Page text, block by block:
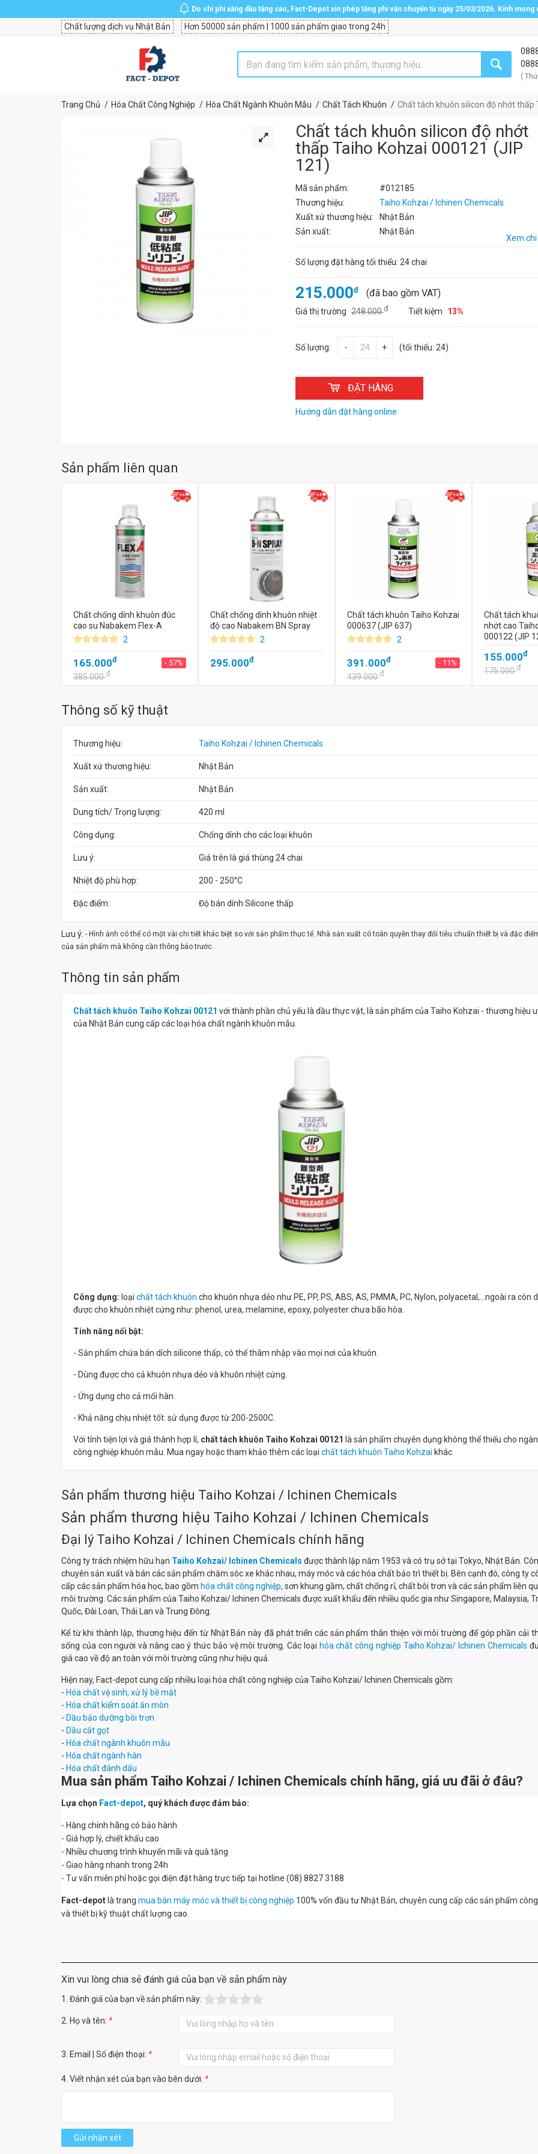
Do chi phí xăng dầu tăng cao, Fact-Depot xin phép tăng phí vận chuyển từ ngày 25/03/2026. Kính
Chất lượng dịch vụ Nhật Bản Hơn 50000 sản phẩm | 1000 sản phẩm giao trong 24h
(
Trang Chủ Hóa Chất Công Nghiệp Hóa Chất Ngành Khuôn Mẫu Chất Tách Khuôn Chất tách khuôn silicon độ nhớt thấp
Chất tách khuôn silicon độ nhớt
thấp Taiho Kohzai 000121 (JIP
121)
Mã sản phẩm:
#012185
Thương hiệu:
Taiho Kohzai / Ichinen Chemicals
Xuất xứ thương hiệu:
Nhật Bản
Sản xuất:
Nhật Bản
Xem
Số lượng đặt hàng tối thiểu: 24 chai
215.000đ (đã bao gồm VAT)
Giá thị trường 248.000đ Tiết kiệm 13%
Số lượng: - + (tối thiểu: 24)
ĐẶT HÀNG
Hướng dẫn đặt hàng online
Sản phẩm liên quan
Chất chống dính khuôn đúc
cao su Nabakem Flex-A
2
165.000đ - 57%
385.000đ
Chất chống dính khuôn nhiệt
độ cao Nabakem BN Spray
2
295.000đ
Chất tách khuôn Taiho Kohzai
000637 (JIP 637)
2
391.000đ - 11%
439.000đ
Chất tách
nhớt cao
000122 (JIP
155.000đ
175.000đ
Thông số kỹ thuật
Thương hiệu: Taiho Kohzai / Ichinen Chemicals
Xuất xứ thương hiệu: Nhật Bản
Sản xuất: Nhật Bản
Dung tích/ Trọng lượng: 420 ml
Công dụng: Chống dính cho các loại khuôn
Lưu ý: Giá trên là giá thùng 24 chai
Nhiệt độ phù hợp: 200 - 250°C
Đặc điểm: Độ bán dính Silicone thấp
Lưu ý: - Hình ảnh có thể có một vài chi tiết khác biệt so với sản phẩm thực tế. Nhà sản xuất có toàn quyền thay đổi tiêu chuẩn thiết bị và đặc
của sản phẩm mà không cần thông báo trước.
Thông tin sản phẩm
Chất tách khuôn Taiho Kohzai 00121 với thành phần chủ yếu là dầu thực vật, là sản phẩm của Taiho Kohzai - thương hiệu
của Nhật Bản cung cấp các loại hóa chất ngành khuôn mẫu.
Công dụng: loại chất tách khuôn cho khuôn nhựa dẻo như PE, PP, PS, ABS, AS, PMMA, PC, Nylon, polyacetal,...ngoài ra còn
được cho khuôn nhiệt cứng như: phenol, urea, melamine, epoxy, polyester chưa bão hòa.
Tính năng nổi bật:
- Sản phẩm chứa bán dích silicone thấp, có thể thâm nhập vào mọi nơi của khuôn.
- Dùng được cho cả khuôn nhựa dẻo và khuôn nhiệt cứng.
- Ứng dụng cho cả mối hàn.
- Khả năng chịu nhiệt tốt: sử dụng được từ 200-2500C.
Với tính tiện lợi và giá thành hợp lí, chất tách khuôn Taiho Kohzai 00121 là sản phẩm chuyên dụng không thể thiếu cho
công nghiệp khuôn mẫu. Mua ngay hoặc tham khảo thêm các loại chất tách khuôn Taiho Kohzai khác.
Sản phẩm thương hiệu Taiho Kohzai / Ichinen Chemicals
Sản phẩm thương hiệu Taiho Kohzai / Ichinen Chemicals
Đại lý Taiho Kohzai / Ichinen Chemicals chính hãng
Công ty trách nhiệm hữu hạn Taiho Kohzai/ Ichinen Chemicals được thành lập năm 1953 và có trụ sở tại Tokyo, Nhật Bản.
chuyên sản xuất và bán các sản phẩm chăm sóc xe khác nhau, máy móc và các hóa chất bảo trì thiết bị. Bên cạnh đó, công ty
cấp các sản phẩm hóa học, bao gồm hóa chất công nghiệp, sơn khung gầm, chất chống rỉ, chất bôi trơn và các sản phẩm liên
môi trường. Các sản phẩm của Taiho Kohzai/ Ichinen Chemicals được xuất khẩu đến nhiều quốc gia như Singapore, Malaysia,
Quốc, Đài Loan, Thái Lan và Trung Đông.
Kể từ khi thành lập, thương hiệu đến từ Nhật Bản này đã phát triển các sản phẩm thân thiện với môi trường để góp phần cải
sống của con người và nâng cao ý thức bảo vệ môi trường. Các loại hóa chất công nghiệp Taiho Kohzai/ Ichinen Chemicals
giá cao về độ an toàn với môi trường cũng như hiệu quả.
Hiện nay, Fact-depot cung cấp nhiều loại hóa chất công nghiệp của Taiho Kohzai/ Ichinen Chemicals gồm:
- Hóa chất vệ sinh, xử lý bề mặt
- Hóa chất kiểm soát ăn mòn
- Dầu bảo dưỡng bôi trơn
- Dầu cắt gọt
- Hóa chất ngành khuôn mẫu
- Hóa chất ngành hàn
- Hóa chất đánh dấu
Mua sản phẩm Taiho Kohzai / Ichinen Chemicals chính hãng, giá ưu đãi ở đâu?
Lựa chọn Fact-depot, quý khách được đảm bảo:
- Hàng chính hãng có bảo hành
- Giá hợp lý, chiết khấu cao
- Nhiều chương trình khuyến mãi và quà tặng
- Giao hàng nhanh trong 24h
- Tư vấn miễn phí hoặc gọi điện đặt hàng trực tiếp tại hotline (08) 8827 3188
Fact-depot là trang mua bán máy móc và thiết bị công nghiệp 100% vốn đầu tư Nhật Bản, chuyên cung cấp các sản phẩm
và thiết bị kỹ thuật chất lượng cao.
Xin vui lòng chia sẻ đánh giá của bạn về sản phẩm này
1. Đánh giá của bạn về sản phẩm này:
2. Họ và tên: *
3. Email | Số điện thoại: *
4. Viết nhận xét của bạn vào bên dưới: *
Gửi nhận xét